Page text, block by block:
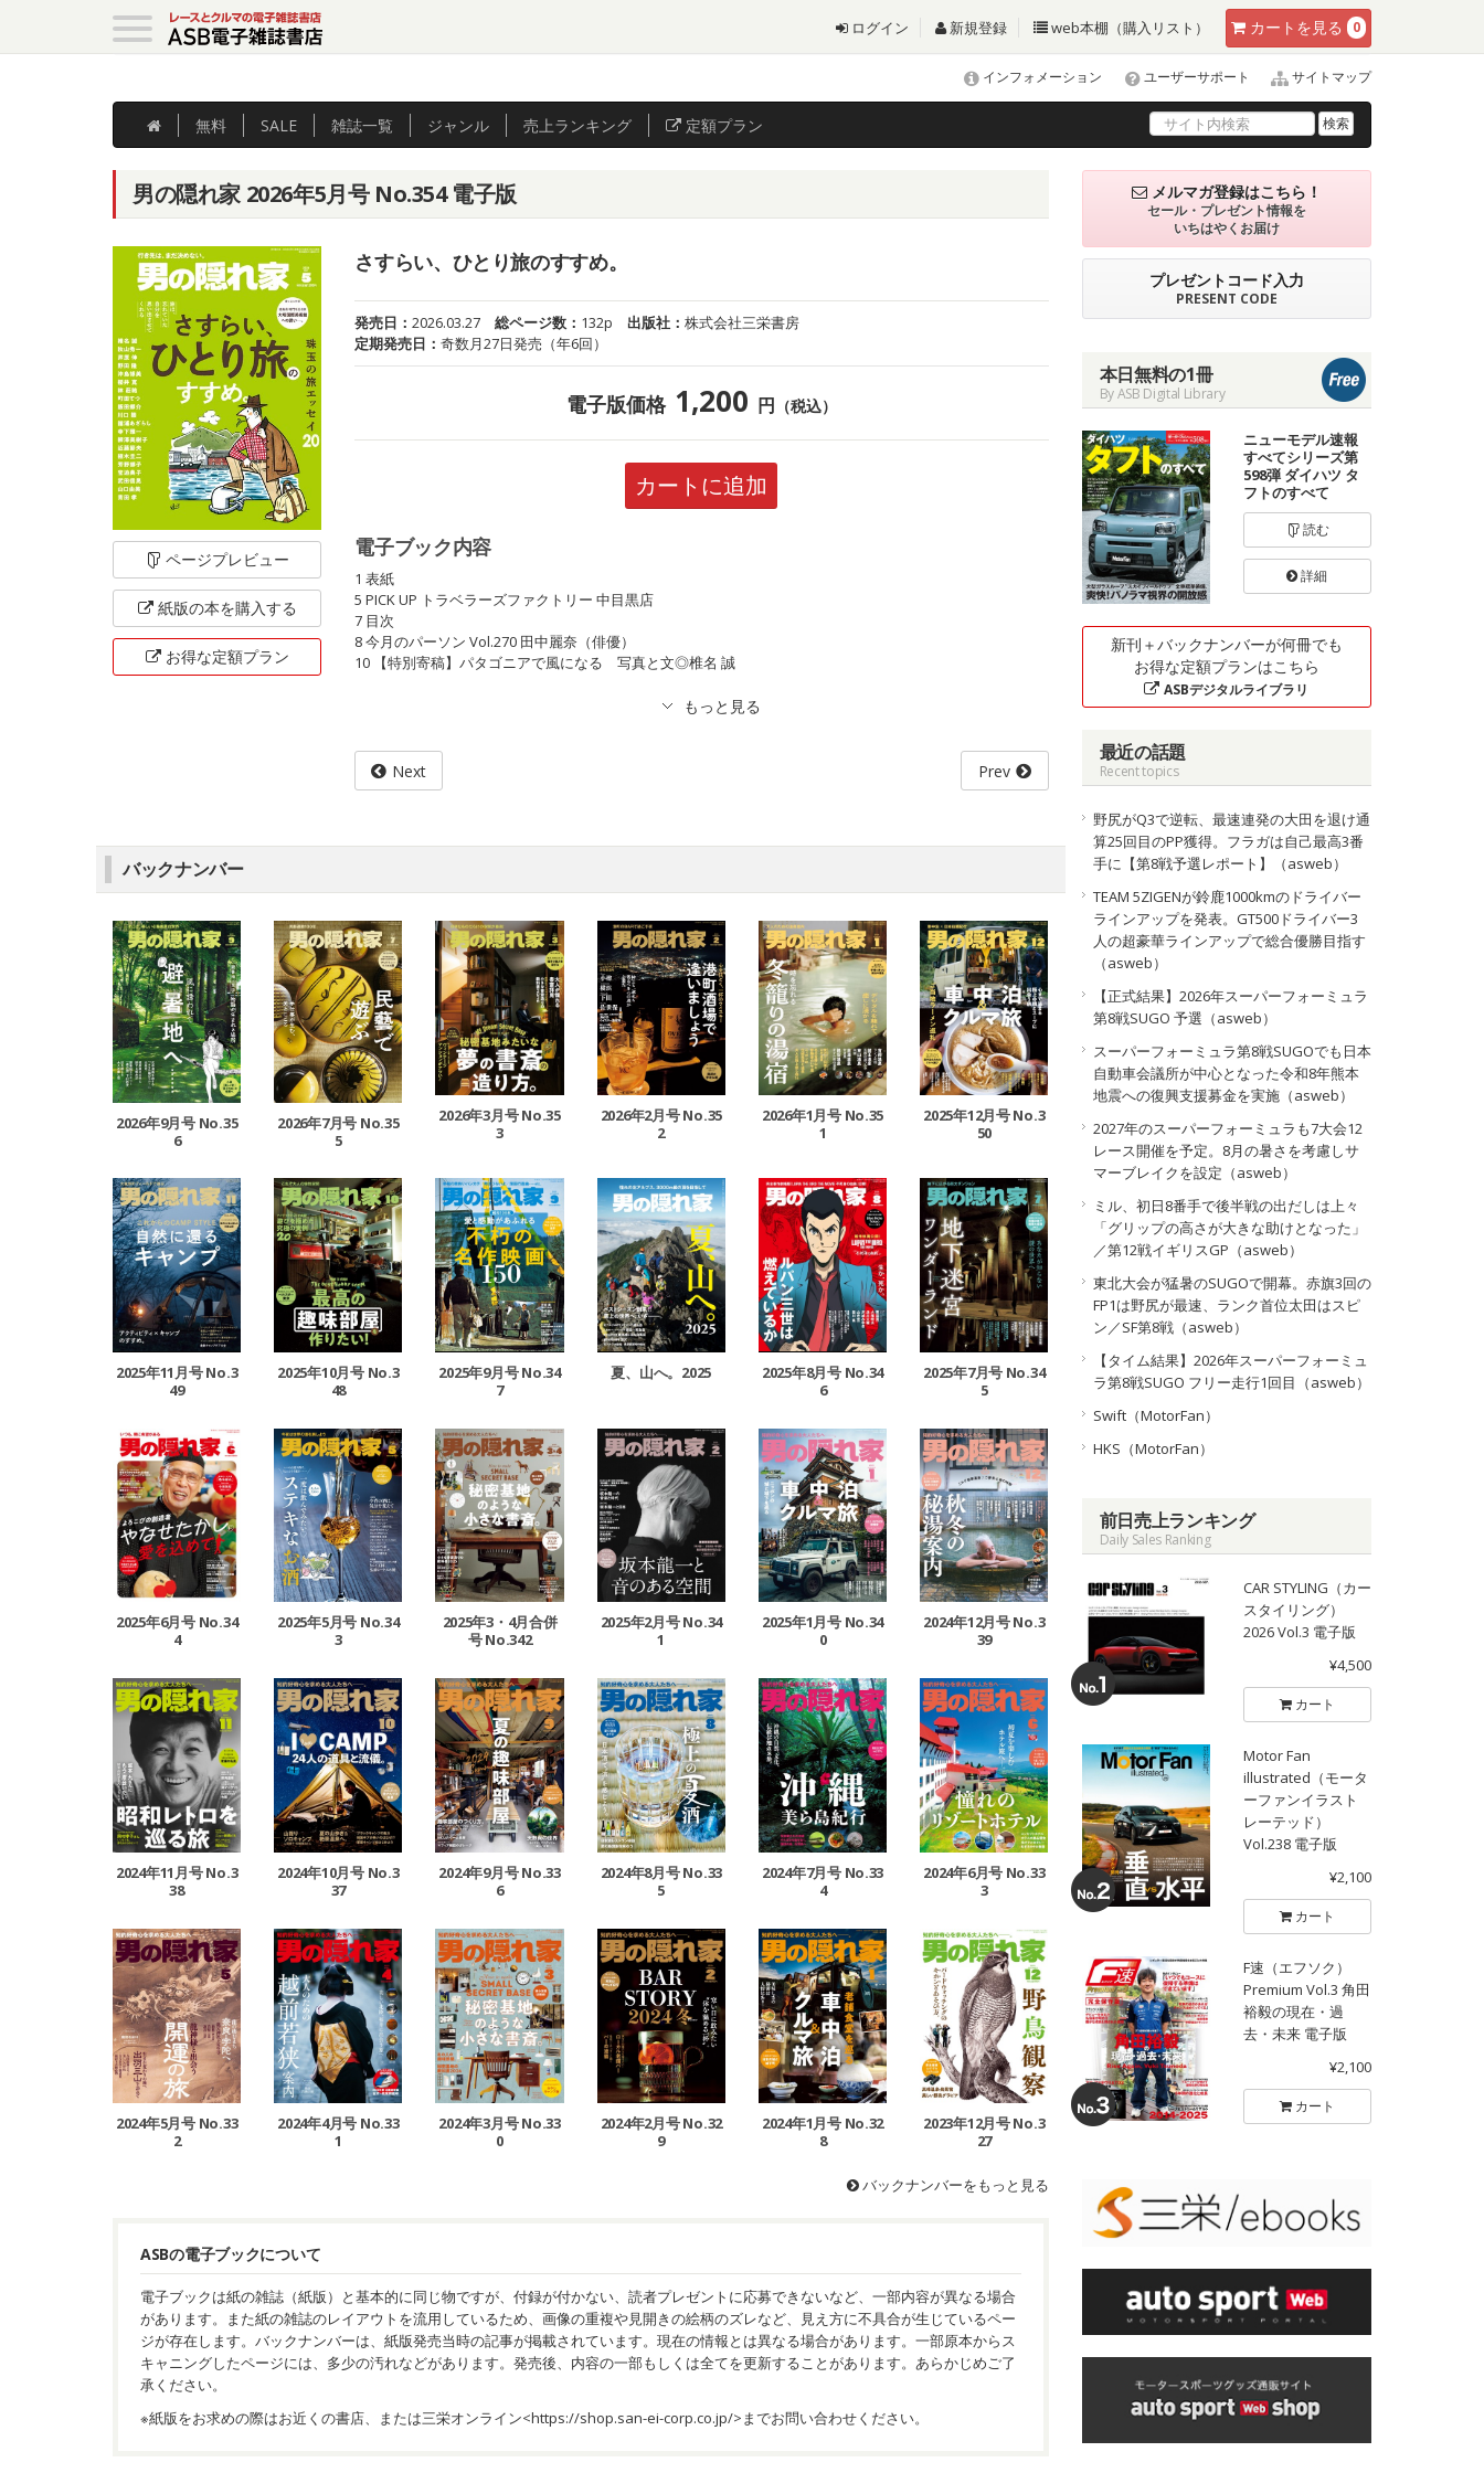
カート を見る 0
ログイン 新規登録 web本棚（購入リスト）
インフォメーション ユーザーサポート サイトマップ
無料 SALE 雑誌一覧 ジャンル 売上ランキング 定額プラン 検索
男の隠れ家 2026年5月号 No.354 電子版
ページプレビュー
紙版の本を購入する
お得な定額プラン
さすらい、ひとり旅のすすめ。
発売日：2026.03.27 総ページ数： 132p 出版社：株式会社三栄書房
定期発売日：奇数月27日発売（年6回）
電子版価格 1,200 円 （税込）
カートに追加
電子ブック内容
1 表紙
5 PICK UP トラベラーズファクトリー 中目黒店
7 目次
8 今月のパーソン Vol.270 田中麗奈（俳優）
10 【特別寄稿】パタゴニアで風になる 写真と文◎椎名 誠
Next Prev
バックナンバー
2026年9月号 No.35
6
2026年7月号 No.35
5
2026年3月号 No.35
3
2026年2月号 No.35
2
2026年1月号 No.35
1
2025年12月号 No.3
50
2025年11月号 No.3
49
2025年10月号 No.3
48
2025年9月号 No.34
7
夏、山へ。2025
2025年8月号 No.34
6
2025年7月号 No.34
5
2025年6月号 No.34
4
2025年5月号 No.34
3
2025年3・4月合併
号 No.342
2025年2月号 No.34
1
2025年1月号 No.34
0
2024年12月号 No.3
39
2024年11月号 No.3
38
2024年10月号 No.3
37
2024年9月号 No.33
6
2024年8月号 No.33
5
2024年7月号 No.33
4
2024年6月号 No.33
3
2024年5月号 No.33
2
2024年4月号 No.33
1
2024年3月号 No.33
0
2024年2月号 No.32
9
2024年1月号 No.32
8
2023年12月号 No.3
27
バックナンバーをもっと見る
ASBの電子ブックについて
電子ブックは紙の雑誌（紙版）と基本的に同じ物ですが、付録が付かない、読者プレゼントに応募できないなど、一部内容が異なる場合
があります。また紙の雑誌のレイアウトを流用しているため、画像の重複や見開きの絵柄のズレなど、見え方に不具合が生じているペー
ジが存在します。バックナンバーは、紙版発売当時の記事が掲載されています。現在の情報とは異なる場合があります。一部原本からス
キャニングしたページには、多少の汚れなどがあります。発売後、内容の一部もしくは全てを更新することがあります。あらかじめご了
承ください。
※紙版をお求めの際はお近くの書店、または三栄オンライン<https://shop.san-ei-corp.co.jp/>までお問い合わせください。
メルマガ登録はこちら！
セール・プレゼント情報を
いちはやくお届け
プレゼントコード入力
PRESENT CODE
本日無料の1冊
By ASB Digital Library
ニューモデル速報
すべてシリーズ第
598弾 ダイハツ タ
フトのすべて
読む
詳細
新刊＋バックナンバーが何冊でも
お得な定額プランはこちら
ASBデジタルライブラリ
最近の話題
Recent topics
野尻がQ3で逆転、最速連発の大田を退け通
算25回目のPP獲得。フラガは自己最高3番
手に【第8戦予選レポート】（asweb）
TEAM 5ZIGENが鈴鹿1000kmのドライバー
ラインアップを発表。GT500ドライバー3
人の超豪華ラインアップで総合優勝目指す
（asweb）
【正式結果】2026年スーパーフォーミュラ
第8戦SUGO 予選（asweb）
スーパーフォーミュラ第8戦SUGOでも日本
自動車会議所が中心となった令和8年熊本
地震への復興支援募金を実施（asweb）
2027年のスーパーフォーミュラも7大会12
レース開催を予定。8月の暑さを考慮しサ
マーブレイクを設定（asweb）
ミル、初日8番手で後半戦の出だしは上々
「グリップの高さが大きな助けとなった」
／第12戦イギリスGP（asweb）
東北大会が猛暑のSUGOで開幕。赤旗3回の
FP1は野尻が最速、ランク首位太田はスピ
ン／SF第8戦（asweb）
【タイム結果】2026年スーパーフォーミュ
ラ第8戦SUGO フリー走行1回目（asweb）
Swift（MotorFan）
HKS（MotorFan）
前日売上ランキング
Daily Sales Ranking
CAR STYLING（カー
スタイリング）
2026 Vol.3 電子版
¥4,500
カート
Motor Fan
illustrated（モータ
ーファンイラスト
レーテッド）
Vol.238 電子版
¥2,100
カート
F速（エフソク）
Premium Vol.3 角田
裕毅の現在・過
去・未来 電子版
¥2,100
カート